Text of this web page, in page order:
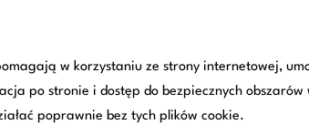
w korzystaniu ze strony internetowej,
po stronie i dostęp do bezpiecznych obszarów
poprawnie bez tych plików cookie.